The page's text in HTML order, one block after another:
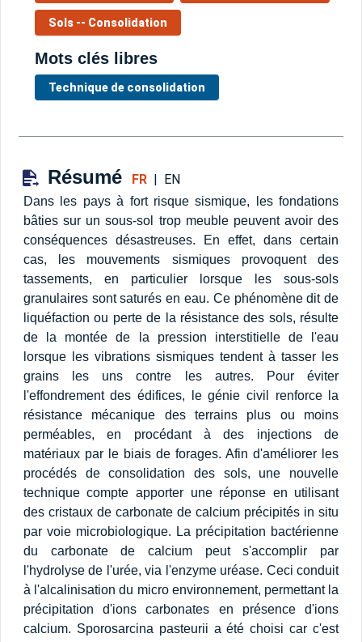
Sols -- Consolidation
Mots clés libres
Technique de consolidation
Résumé FR| EN
Dans les pays à fort risque sismique, les fondations
bâties sur un sous-sol trop meuble peuvent avoir des
conséquences désastreuses. En effet, dans certain
cas, les mouvements sismiques provoquent des
tassements, en particulier lorsque les sous-sols
granulaires sont saturés en eau. Ce phénomène dit de
liquéfaction ou perte de la résistance des sols, résulte
de la montée de la pression interstitielle de l'eau
lorsque les vibrations sismiques tendent à tasser les
grains les uns contre les autres. Pour éviter
l'effondrement des édifices, le génie civil renforce la
résistance mécanique des terrains plus ou moins
perméables, en procédant à des injections de
matériaux par le biais de forages. Afin d'améliorer les
procédés de consolidation des sols, une nouvelle
technique compte apporter une réponse en utilisant
des cristaux de carbonate de calcium précipités in situ
par voie microbiologique. La précipitation bactérienne
du carbonate de calcium peut s'accomplir par
l'hydrolyse de l'urée, via l'enzyme uréase. Ceci conduit
à l'alcalinisation du micro environnement, permettant la
précipitation d'ions carbonates en présence d'ions
calcium. Sporosarcina pasteurii a été choisi car c'est